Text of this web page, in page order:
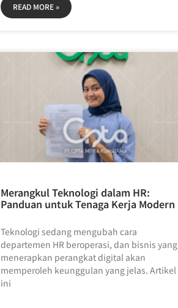
READ MORE »
Merangkul Teknologi dalam HR:
Panduan untuk Tenaga Kerja Modern
Teknologi sedang mengubah cara
departemen HR beroperasi, dan bisnis yang
menerapkan perangkat digital akan
memperoleh keunggulan yang jelas. Artikel
ini